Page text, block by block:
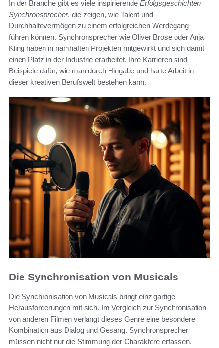
In der Branche gibt es viele inspirierende Erfolgsgeschichten
Synchronsprecher, die zeigen, wie Talent und
Durchhaltevermögen zu einem erfolgreichen Werdegang
führen können. Synchronsprecher wie Oliver Brose oder Anja
Kling haben in namhaften Projekten mitgewirkt und sich damit
einen Platz in der Industrie erarbeitet. Ihre Karrieren sind
Beispiele dafür, wie man durch Hingabe und harte Arbeit in
dieser kreativen Berufswelt bestehen kann.
Die Synchronisation von Musicals
Die Synchronisation von Musicals bringt einzigartige
Herausforderungen mit sich. Im Vergleich zur Synchronisation
von anderen Filmen verlangt dieses Genre eine besondere
Kombination aus Dialog und Gesang. Synchronsprecher
müssen nicht nur die Stimmung der Charaktere erfassen,